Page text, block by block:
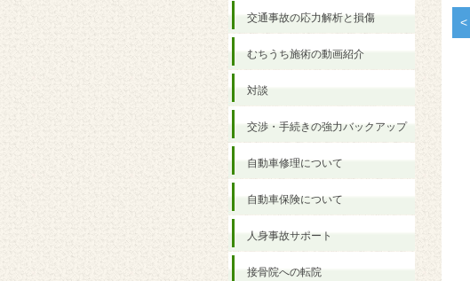
交通事故の応力解析と損傷
むちうち施術の動画紹介
対談
交渉・手続きの強力バックアップ
自動車修理について
自動車保険について
人身事故サポート
接骨院への転院